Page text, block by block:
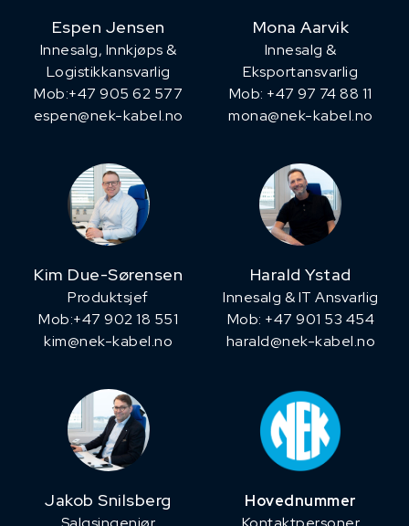
Espen Jensen
Innesalg, ​Innkjøps &
Logistikkansvarlig
Mob:+47 905 62 577
espen@nek-kabel.no
Mona Aarvik
Innesalg &
Eksportansvarlig
Mob: +47 97 74 88 11
mona@nek-kabel.no
Kim Due-Sørensen
Produktsjef
​Mob:+47 902 18 551
kim@nek-kabel.no
Harald Ystad
Innesalg & IT Ansvarlig
Mob: +47 901 53 454
harald@nek-kabel.no
Jakob Snilsberg
Hovednummer